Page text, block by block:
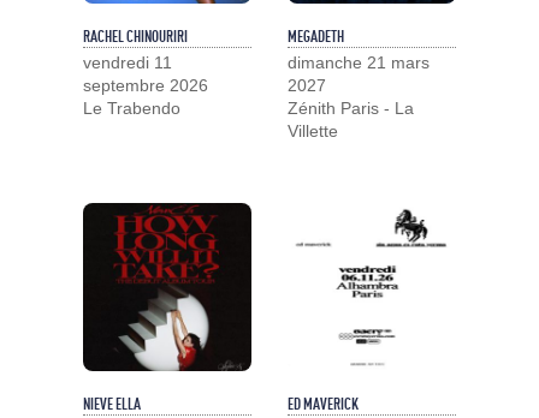
RACHEL CHINOURIRI
vendredi 11
septembre 2026
Le Trabendo
MEGADETH
dimanche 21 mars
2027
Zénith Paris - La
Villette
NIEVE ELLA
ED MAVERICK